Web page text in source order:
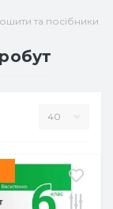
та посібники 6